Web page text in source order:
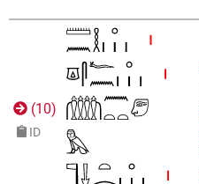
(10)
ID